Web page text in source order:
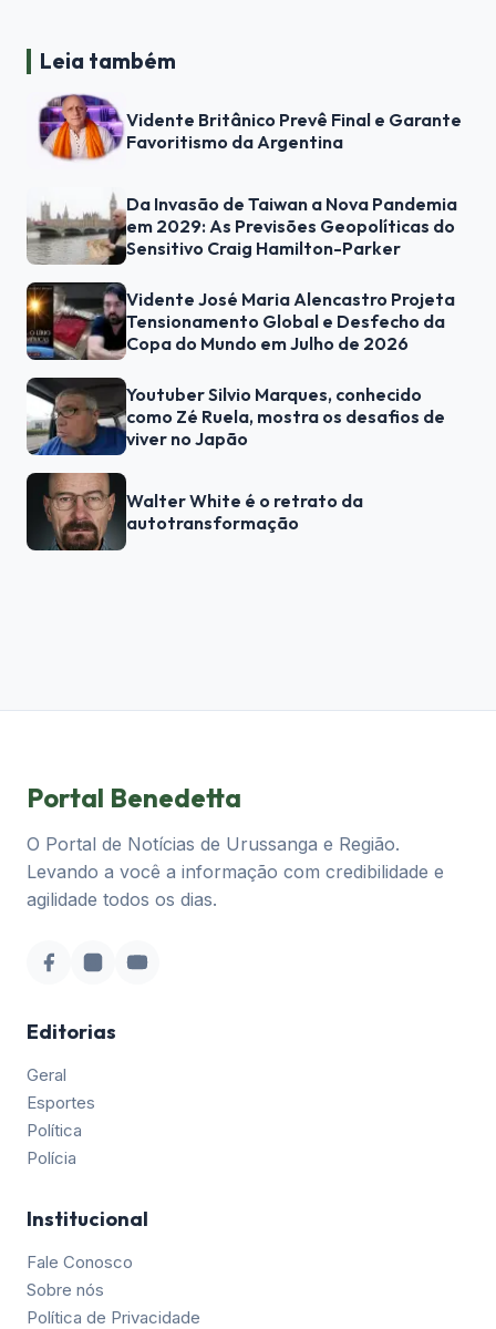
Leia também
Vidente Britânico Prevê Final e Garante
Favoritismo da Argentina
Da Invasão de Taiwan a Nova Pandemia
em 2029: As Previsões Geopolíticas do
Sensitivo Craig Hamilton-Parker
Vidente José Maria Alencastro Projeta
Tensionamento Global e Desfecho da
Copa do Mundo em Julho de 2026
Youtuber Silvio Marques, conhecido
como Zé Ruela, mostra os desafios de
viver no Japão
Walter White é o retrato da
autotransformação
Portal Benedetta
O Portal de Notícias de Urussanga e Região.
Levando a você a informação com credibilidade e
agilidade todos os dias.
Editorias
Geral
Esportes
Política
Polícia
Institucional
Fale Conosco
Sobre nós
Política de Privacidade